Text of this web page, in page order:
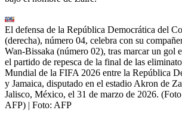
El defensa de la República Democrática del
(derecha), número 04, celebra con su
Wan-Bissaka (número 02), tras marcar un gol
el partido de repesca de la final de las
Mundial de la FIFA 2026 entre la República
y Jamaica, disputado en el estadio Akron de
Jalisco, México, el 31 de marzo de 2026.
AFP) | Foto: AFP